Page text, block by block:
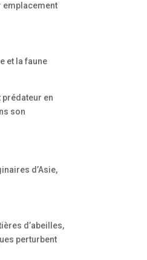
emplacement
et la faune
en
son
d’Asie,
d’abeilles,
perturbent